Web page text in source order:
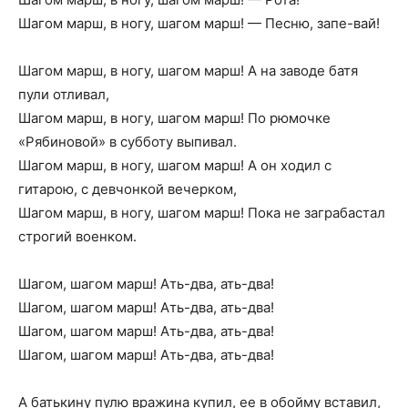
Шагом марш, в ногу, шагом марш! — Песню, запе-вай!
Шагом марш, в ногу, шагом марш! А на заводе батя
пули отливал,
Шагом марш, в ногу, шагом марш! По рюмочке
«Рябиновой» в субботу выпивал.
Шагом марш, в ногу, шагом марш! А он ходил с
гитарою, с девчонкой вечерком,
Шагом марш, в ногу, шагом марш! Пока не заграбастал
строгий военком.
Шагом, шагом марш! Ать-два, ать-два!
Шагом, шагом марш! Ать-два, ать-два!
Шагом, шагом марш! Ать-два, ать-два!
Шагом, шагом марш! Ать-два, ать-два!
А батькину пулю вражина купил, ее в обойму вставил,